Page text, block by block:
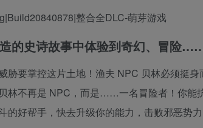
的史诗故事中体验到奇幻、冒险
胁要掌控这片土地！渔夫 NPC 贝林必须挺
不再是 NPC，而是……一名冒险者！你能
好帮手，快去升级你的能力，击败邪恶势力